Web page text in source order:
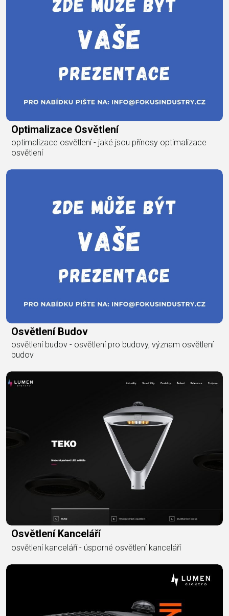
Optimalizace Osvětlení
optimalizace osvětlení - jaké jsou přínosy optimalizace
osvětlení
Osvětlení Budov
osvětlení budov - osvětlení pro budovy, význam osvětlení
budov
Osvětlení Kanceláří
osvětlení kanceláří - úsporné osvětlení kanceláří